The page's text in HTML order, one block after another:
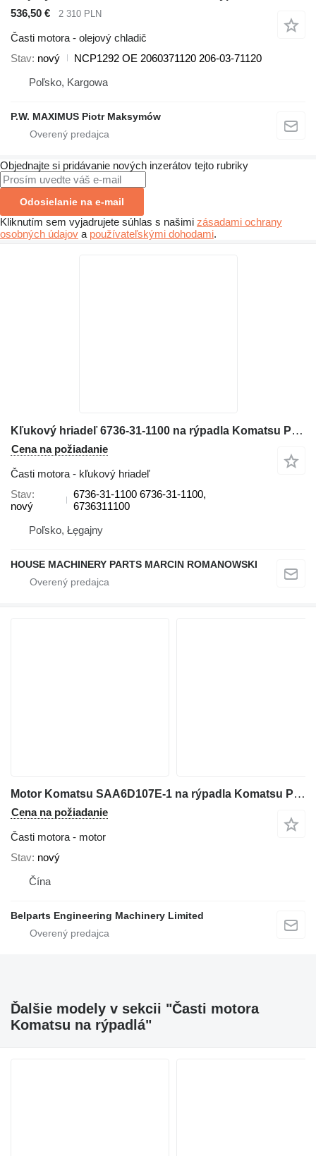
536,50 € 2 310 PLN
Časti motora - olejový chladič
Stav nový
NCP1292 OE 2060371120 206-03-71120
Poľsko, Kargowa
P.W. MAXIMUS Piotr Maksymów
Objednajte si pridávanie nových inzerátov tejto rubriky
Odosielanie na e-mail
Kliknutím sem vyjadrujete súhlas s našimi zásadami ochrany
osobných údajov a používateľskými dohodami.
Kľukový hriadeľ 6736-31-1100 na rýpadla Komatsu PC200, PC200LL, PC220, PC220LL, PC250, PC270, PW200, PW220
Cena na požiadanie
Časti motora - kľukový hriadeľ
Stav
nový
6736-31-1100 6736-31-1100,
6736311100
Poľsko, Łęgajny
HOUSE MACHINERY PARTS MARCIN ROMANOWSKI
Motor Komatsu SAA6D107E-1 na rýpadla Komatsu PC200-8 PC210-8 PC220-8 PC228USLC-8 PC270-8
Cena na požiadanie
Časti motora - motor
Stav nový
Čína
Belparts Engineering Machinery Limited
Ďalšie modely v sekcii "Časti motora
Komatsu na rýpadlá"